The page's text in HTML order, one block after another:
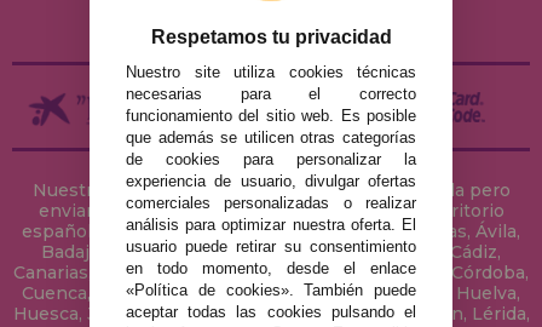
Nuestra tienda de puzzles está ubicada en Sevilla pero
enviamos tus puzzles a cualquier ciudad del territorio
español: Álava, Albacete, Alicante, Almería, Asturias, Ávila,
Badajoz, Baleares, Barcelona, Burgos, Cáceres, Cádiz,
Canarias, Cantabria, Castellón, Ceuta, Ciudad Real, Córdoba,
Cuenca, Gerona, Granada, Guadalajara, Guipúzcoa, Huelva,
Huesca, Jaén, La Coruña, La Rioja, Las Palmas, Leon, Lérida,
Respetamos tu privacidad
Nuestro site utiliza cookies técnicas
necesarias para el correcto
funcionamiento del sitio web. Es posible
que además se utilicen otras categorías
de cookies para personalizar la
experiencia de usuario, divulgar ofertas
comerciales personalizadas o realizar
análisis para optimizar nuestra oferta. El
usuario puede retirar su consentimiento
en todo momento, desde el enlace
«Política de cookies». También puede
aceptar todas las cookies pulsando el